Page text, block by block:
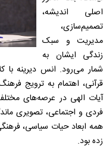
اصلی اندیشه،
تصمیم‌سازی،
مدیریت و سبک
زندگی ایشان به
شمار می‌رود. انس دیرینه
قرآنی، اهتمام به ترویج
آیات الهی در عرصه‌های
فردی و اجتماعی، تصویری
همه ابعاد حیات سیاسی،
زده بود.